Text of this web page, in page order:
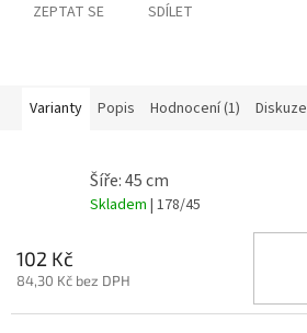
ZEPTAT SE SDÍLET
Varianty Popis Hodnocení (1) Diskuze
Šíře: 45 cm
Skladem | 178/45
102 Kč
84,30 Kč bez DPH